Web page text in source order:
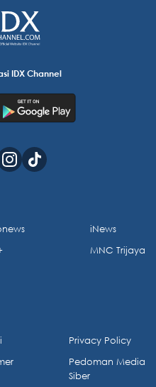
IDX Channel
iNews
MNC Trijaya
Privacy Policy
Pedoman Media
Siber